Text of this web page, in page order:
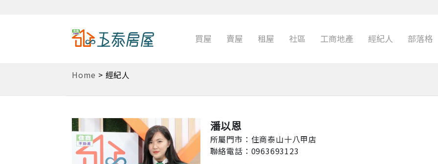
部落格
經紀人
工商地產
社區
租屋
賣屋
買屋
Home > 經紀人
潘以恩
所屬門市：住商泰山十八甲店
聯絡電話：0963693123